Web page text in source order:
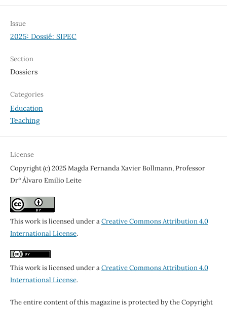
Issue
2025: Dossiê: SIPEC
Section
Dossiers
Categories
Education
Teaching
License
Copyright (c) 2025 Magda Fernanda Xavier Bollmann, Professor
Drº Álvaro Emilio Leite
This work is licensed under aCreative Commons Attribution 4.0
International License.
This work is licensed under aCreative Commons Attribution 4.0
International License.
The entire content of this magazine is protected by the Copyright